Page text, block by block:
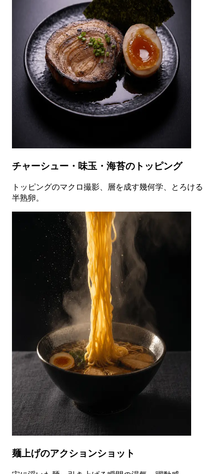
チャーシュー・味玉・海苔のトッピング
トッピングのマクロ撮影、層を成す幾何学、とろける
半熟卵。
麺上げのアクションショット